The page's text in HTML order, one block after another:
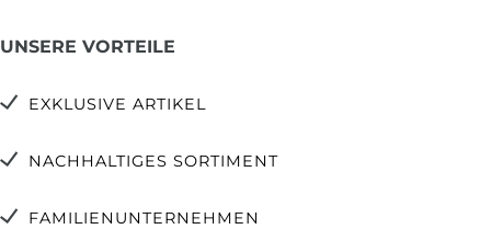
UNSERE VORTEILE
EXKLUSIVE ARTIKEL
NACHHALTIGES SORTIMENT
FAMILIENUNTERNEHMEN